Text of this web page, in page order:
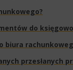
do
biura
przesłanych